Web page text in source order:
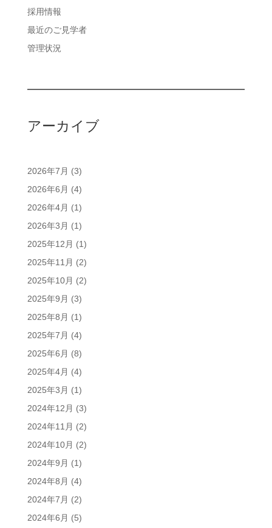
採用情報
最近のご見学者
管理状況
アーカイブ
2026年7月 (3)
2026年6月 (4)
2026年4月 (1)
2026年3月 (1)
2025年12月 (1)
2025年11月 (2)
2025年10月 (2)
2025年9月 (3)
2025年8月 (1)
2025年7月 (4)
2025年6月 (8)
2025年4月 (4)
2025年3月 (1)
2024年12月 (3)
2024年11月 (2)
2024年10月 (2)
2024年9月 (1)
2024年8月 (4)
2024年7月 (2)
2024年6月 (5)